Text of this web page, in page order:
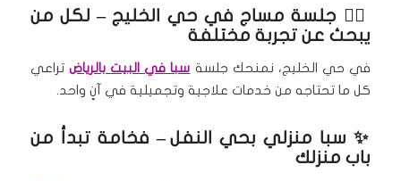
🧘‍♂️ جلسة مساج في حي الخليج – لكل من
يبحث عن تجربة مختلفة
في حي الخليج، نمنحك جلسة سبا في البيت بالرياض تراعي
كل ما تحتاجه من خدمات علاجية وتجميلية في آنٍ واحد.
✨ سبا منزلي بحي النفل– فخامة تبدأ من
باب منزلك